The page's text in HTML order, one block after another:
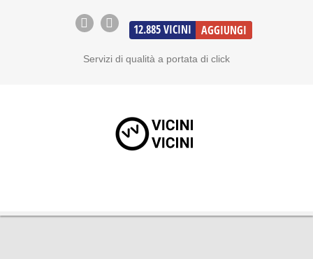
12.885 VICINI AGGIUNGI
Servizi di qualità a portata di click